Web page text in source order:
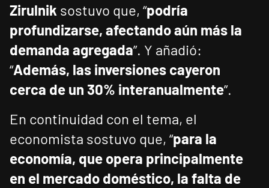
Zirulnik sostuvo que, “podría
profundizarse, afectando aún más la
demanda agregada”. Y añadió:
“Además, las inversiones cayeron
cerca de un 30% interanualmente”.
En continuidad con el tema, el
economista sostuvo que, “para la
economía, que opera principalmente
en el mercado doméstico, la falta de